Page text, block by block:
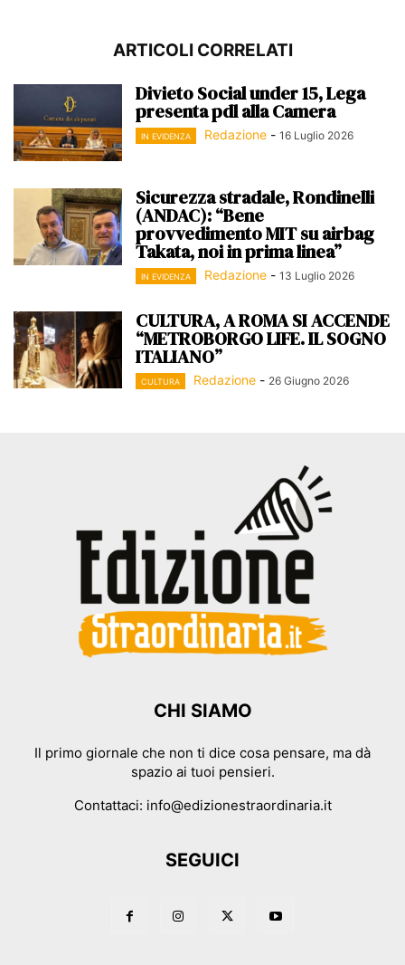
ARTICOLI CORRELATI
Divieto Social under 15, Lega
presenta pdl alla Camera
IN EVIDENZA Redazione - 16 Luglio 2026
Sicurezza stradale, Rondinelli
(ANDAC): “Bene
provvedimento MIT su airbag
Takata, noi in prima linea”
IN EVIDENZA Redazione - 13 Luglio 2026
CULTURA, A ROMA SI ACCENDE
“METROBORGO LIFE. IL SOGNO
ITALIANO”
CULTURA Redazione - 26 Giugno 2026
CHI SIAMO
Il primo giornale che non ti dice cosa pensare, ma dà
spazio ai tuoi pensieri.
Contattaci: info@edizionestraordinaria.it
SEGUICI